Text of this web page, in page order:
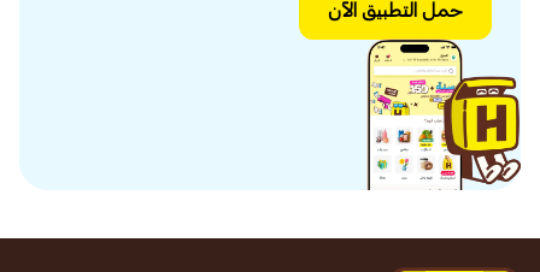
حمل التطبيق الآن